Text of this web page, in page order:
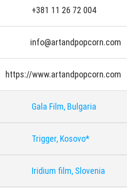
+381 11 26 72 004
info@artandpopcorn.com
https://www.artandpopcorn.com
Gala Film, Bulgaria
Trigger, Kosovo*
Iridium film, Slovenia